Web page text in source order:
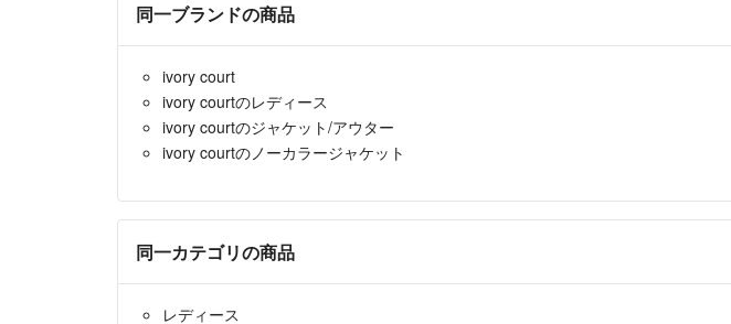
同一ブランドの商品
ivory court
ivory courtのレディース
ivory courtのジャケット/アウター
ivory courtのノーカラージャケット
同一カテゴリの商品
レディース